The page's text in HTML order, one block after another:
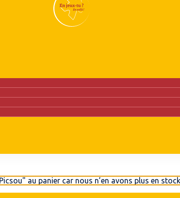
au panier car nous n’en avons plus en